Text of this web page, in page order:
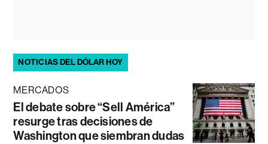
NOTICIAS DEL DÓLAR HOY
MERCADOS
El debate sobre “Sell América”
resurge tras decisiones de
Washington que siembran dudas